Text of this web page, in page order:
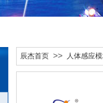
辰杰首页 >> 人体感应